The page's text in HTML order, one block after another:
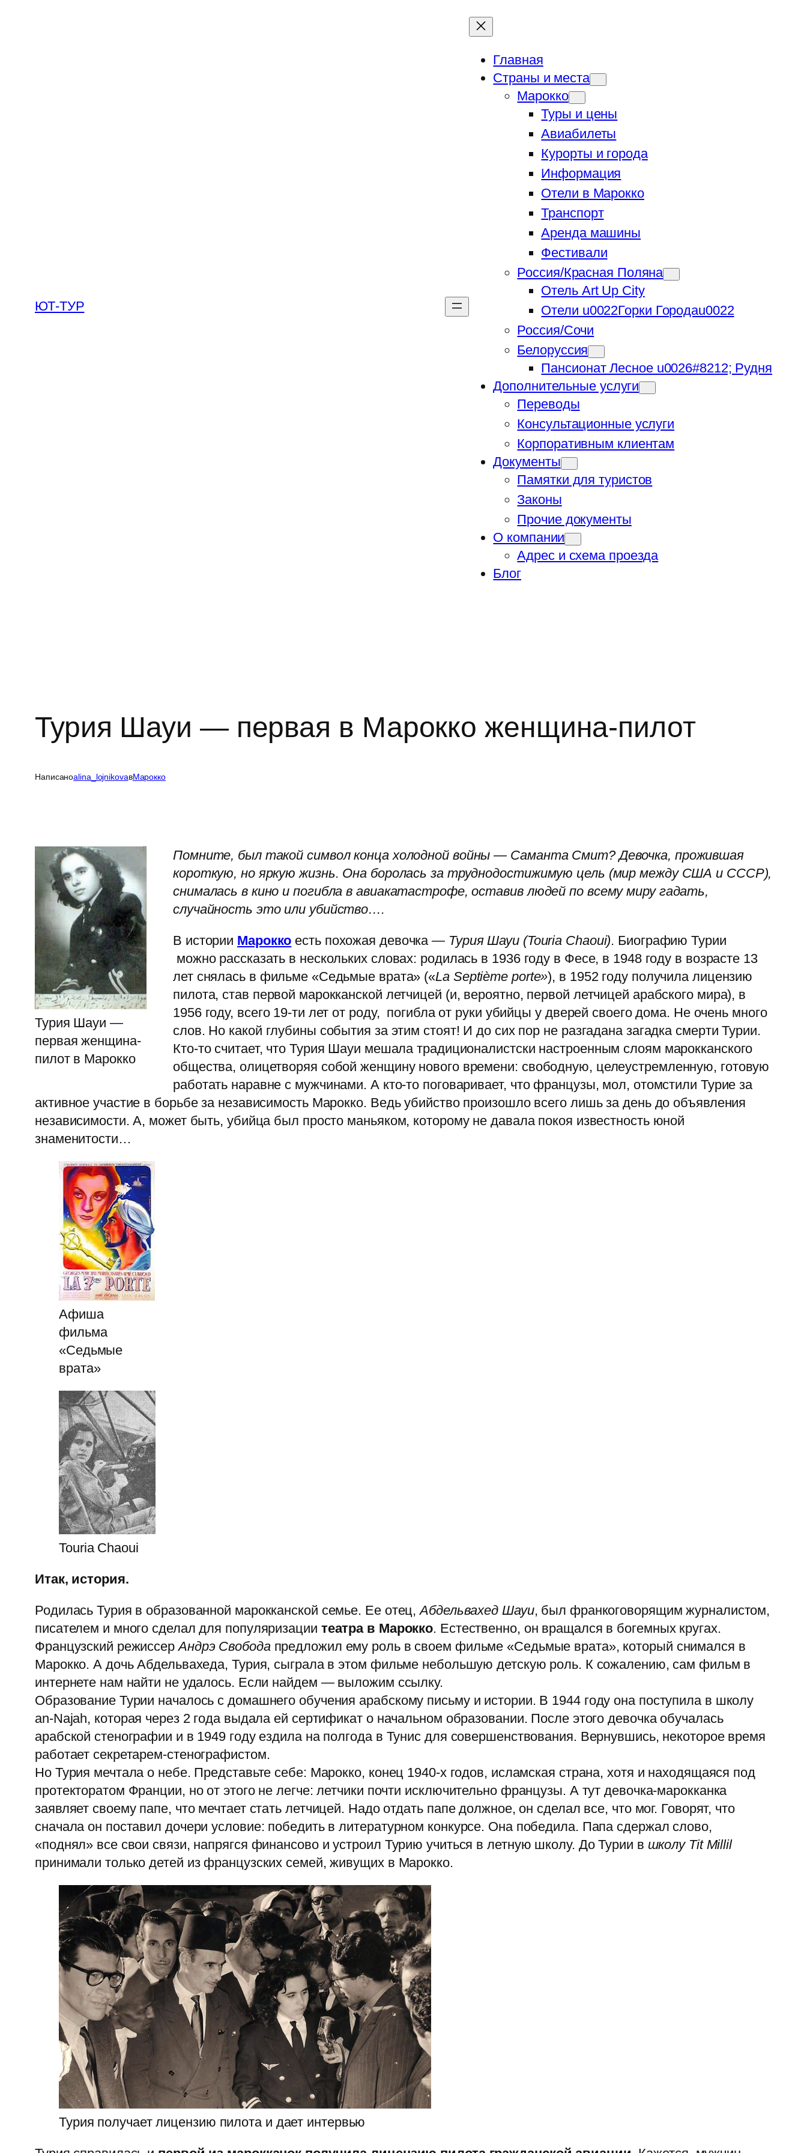
ЮТ-ТУР
Главная
Страны и места
Марокко
Туры и цены
Авиабилеты
Курорты и города
Информация
Отели в Марокко
Транспорт
Аренда машины
Фестивали
Россия/Красная Поляна
Отель Art Up City
Отели u0022Горки Городаu0022
Россия/Сочи
Белоруссия
Пансионат Лесное u0026#8212; Рудня
Дополнительные услуги
Переводы
Консультационные услуги
Корпоративным клиентам
Документы
Памятки для туристов
Законы
Прочие документы
О компании
Адрес и схема проезда
Блог
Турия Шауи — первая в Марокко женщина-пилот
Написаноalina_lojnikovaвМарокко
Турия Шауи —
первая женщина-
пилот в Марокко
Помните, был такой символ конца холодной войны — Саманта Смит? Девочка, прожившая
короткую, но яркую жизнь. Она боролась за труднодостижимую цель (мир между США и СССР),
снималась в кино и погибла в авиакатастрофе, оставив людей по всему миру гадать,
случайность это или убийство….
В истории Марокко есть похожая девочка — Турия Шауи (Touria Chaoui). Биографию Турии
можно рассказать в нескольких словах: родилась в 1936 году в Фесе, в 1948 году в возрасте 13
лет снялась в фильме «Седьмые врата» («La Septième porte»), в 1952 году получила лицензию
пилота, став первой марокканской летчицей (и, вероятно, первой летчицей арабского мира), в
1956 году, всего 19-ти лет от роду, погибла от руки убийцы у дверей своего дома. Не очень много
слов. Но какой глубины события за этим стоят! И до сих пор не разгадана загадка смерти Турии.
Кто-то считает, что Турия Шауи мешала традиционалистски настроенным слоям марокканского
общества, олицетворяя собой женщину нового времени: свободную, целеустремленную, готовую
работать наравне с мужчинами. А кто-то поговаривает, что французы, мол, отомстили Турие за
активное участие в борьбе за независимость Марокко. Ведь убийство произошло всего лишь за день до объявления
независимости. А, может быть, убийца был просто маньяком, которому не давала покоя известность юной
знаменитости…
Афиша
фильма
«Седьмые
врата»
Touria Chaoui
Итак, история.
Родилась Турия в образованной марокканской семье. Ее отец,Абдельвахед Шауи, был франкоговорящим журналистом,
писателем и много сделал для популяризации театра в Марокко. Естественно, он вращался в богемных кругах.
Французский режиссерАндрэ Свободапредложил ему роль в своем фильме «Седьмые врата», который снимался в
Марокко. А дочь Абдельвахеда, Турия, сыграла в этом фильме небольшую детскую роль. К сожалению, сам фильм в
интернете нам найти не удалось. Если найдем — выложим ссылку.
Образование Турии началось с домашнего обучения арабскому письму и истории. В 1944 году она поступила в школу
an-Najah, которая через 2 года выдала ей сертификат о начальном образовании. После этого девочка обучалась
арабской стенографии и в 1949 году ездила на полгода в Тунис для совершенствования. Вернувшись, некоторое время
работает секретарем-стенографистом.
Но Турия мечтала о небе. Представьте себе: Марокко, конец 1940-х годов, исламская страна, хотя и находящаяся под
протекторатом Франции, но от этого не легче: летчики почти исключительно французы. А тут девочка-марокканка
заявляет своему папе, что мечтает стать летчицей. Надо отдать папе должное, он сделал все, что мог. Говорят, что
сначала он поставил дочери условие: победить в литературном конкурсе. Она победила. Папа сдержал слово,
«поднял» все свои связи, напрягся финансово и устроил Турию учиться в летную школу. До Турии в школу Tit Millil
принимали только детей из французских семей, живущих в Марокко.
Турия получает лицензию пилота и дает интервью